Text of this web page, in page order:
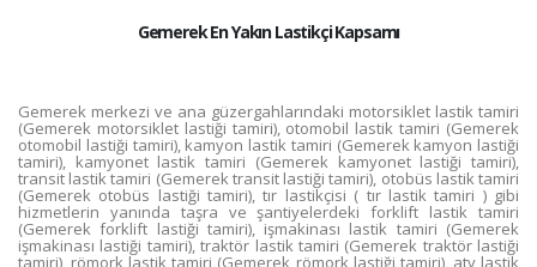
Gemerek En Yakın Lastikçi Kapsamı
Gemerek merkezi ve ana güzergahlarındaki motorsiklet lastik tamiri
(Gemerek motorsiklet lastiği tamiri), otomobil lastik tamiri (Gemerek
otomobil lastiği tamiri), kamyon lastik tamiri (Gemerek kamyon lastiği
tamiri), kamyonet lastik tamiri (Gemerek kamyonet lastiği tamiri),
transit lastik tamiri (Gemerek transit lastiği tamiri), otobüs lastik tamiri
(Gemerek otobüs lastiği tamiri), tır lastikçisi ( tır lastik tamiri ) gibi
hizmetlerin yanında taşra ve şantiyelerdeki forklift lastik tamiri
(Gemerek forklift lastiği tamiri), işmakinası lastik tamiri (Gemerek
işmakinası lastiği tamiri), traktör lastik tamiri (Gemerek traktör lastiği
tamiri), römork lastik tamiri (Gemerek römork lastiği tamiri), atv lastik